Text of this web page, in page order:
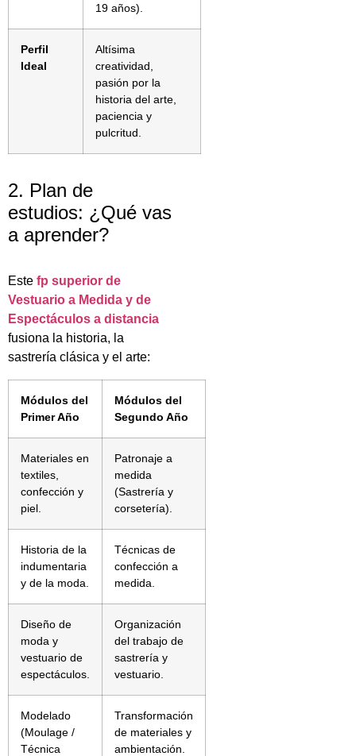
19 años).
Perfil
Ideal
Altísima
creatividad,
pasión por la
historia del arte,
paciencia y
pulcritud.
2. Plan de
estudios: ¿Qué vas
a aprender?
Este fp superior de
Vestuario a Medida y de
Espectáculos a distancia
fusiona la historia, la
sastrería clásica y el arte:
Módulos del
Primer Año
Módulos del
Segundo Año
Materiales en
textiles,
confección y
piel.
Patronaje a
medida
(Sastrería y
corsetería).
Historia de la
indumentaria
y de la moda.
Técnicas de
confección a
medida.
Diseño de
moda y
vestuario de
espectáculos.
Organización
del trabajo de
sastrería y
vestuario.
Modelado
(Moulage /
Técnica
Transformación
de materiales y
ambientación.